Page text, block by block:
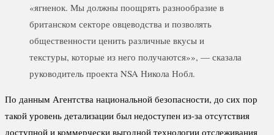
«ягненок. Мы должны поощрять разнообразие в
британском секторе овцеводства и позволять
общественности ценить различные вкусы и
текстуры, которые из него получаются»», — сказала
руководитель проекта NSA Никола Нобл.
По данным Агентства национальной безопасности, до сих пор
такой уровень детализации был недоступен из-за отсутствия
доступной и коммерчески выгодной технологии отслеживания